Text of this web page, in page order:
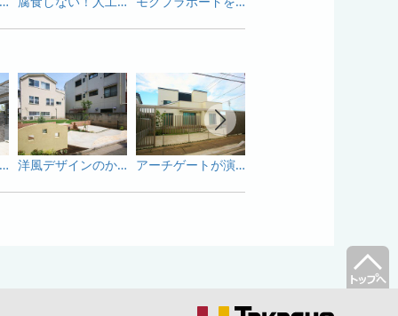
魅せる門周りデザイン｜ライティング（照明）施工例 洋風デザインのかわいい駐車スペース アーチゲートが演出するこだわりの住まい